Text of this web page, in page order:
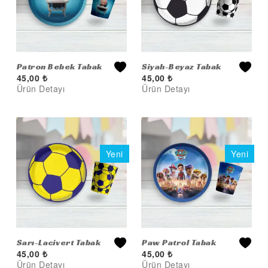
ÇİLEK PARTİ MALZEMELERİ
KELEBEK PARTİ MALZEMELERİ
KARPUZ PARTİ MALZEMELERİ
KİRAZ PARTİ MALZEMELERİ
BASKETBOL PARTİ MALZEMELERİ
AHŞAP PARTİ MALZEMELERİ
AYAKLI PANO
EVA PARTİ SÜSLERİ
MİNİ PARTİ ŞAPKA
Patron Bebek Tabak
+ Bardak Set
45,00 ₺
Ürün Detayı
Siyah-Beyaz Tabak
ve Bardak Set
45,00 ₺
Ürün Detayı
Sarı-Lacivert Tabak
ve Bardak Set
45,00 ₺
Ürün Detayı
Paw Patrol Tabak
ve Bardak Set
45,00 ₺
Ürün Detayı